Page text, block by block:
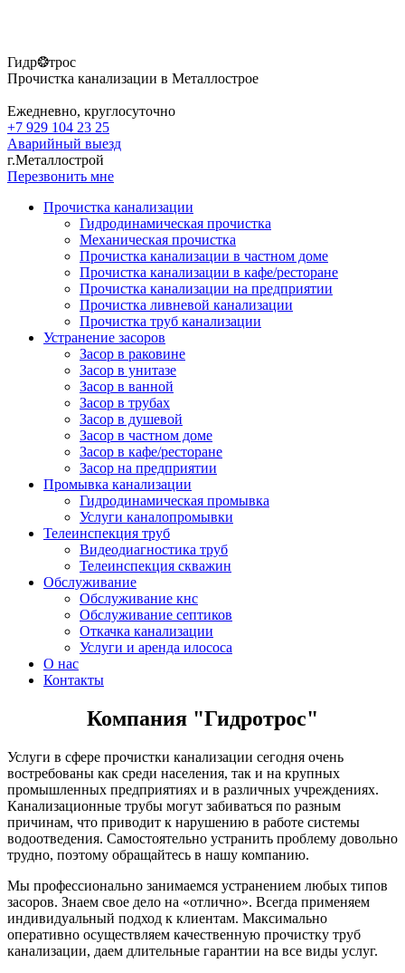
Гидр❂трос
Прочистка канализации в Металлострое
Ежедневно, круглосуточно
+7 929 104 23 25
Аварийный выезд
г.Металлострой
Перезвонить мне
Прочистка канализации
Гидродинамическая прочистка
Механическая прочистка
Прочистка канализации в частном доме
Прочистка канализации в кафе/ресторане
Прочистка канализации на предприятии
Прочистка ливневой канализации
Прочистка труб канализации
Устранение засоров
Засор в раковине
Засор в унитазе
Засор в ванной
Засор в трубах
Засор в душевой
Засор в частном доме
Засор в кафе/ресторане
Засор на предприятии
Промывка канализации
Гидродинамическая промывка
Услуги каналопромывки
Телеинспекция труб
Видеодиагностика труб
Телеинспекция скважин
Обслуживание
Обслуживание кнс
Обслуживание септиков
Откачка канализации
Услуги и аренда илососа
О нас
Контакты
Компания "Гидротрос"
Услуги в сфере прочистки канализации сегодня очень
востребованы как среди населения, так и на крупных
промышленных предприятиях и в различных учреждениях.
Канализационные трубы могут забиваться по разным
причинам, что приводит к нарушению в работе системы
водоотведения. Самостоятельно устранить проблему довольно
трудно, поэтому обращайтесь в нашу компанию.
Мы профессионально занимаемся устранением любых типов
засоров. Знаем свое дело на «отлично». Всегда применяем
индивидуальный подход к клиентам. Максимально
оперативно осуществляем качественную прочистку труб
канализации, даем длительные гарантии на все виды услуг.